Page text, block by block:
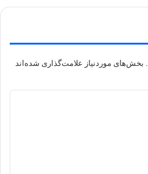
بخش‌های موردنیاز علامت‌گذاری شده‌اند